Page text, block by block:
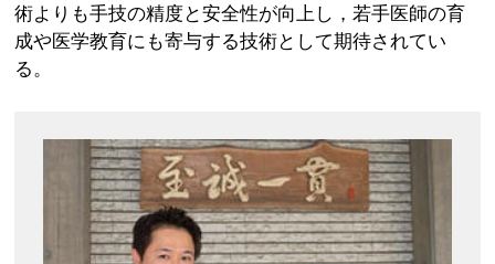
術よりも手技の精度と安全性が向上し，若手医師の育
成や医学教育にも寄与する技術として期待されてい
る。